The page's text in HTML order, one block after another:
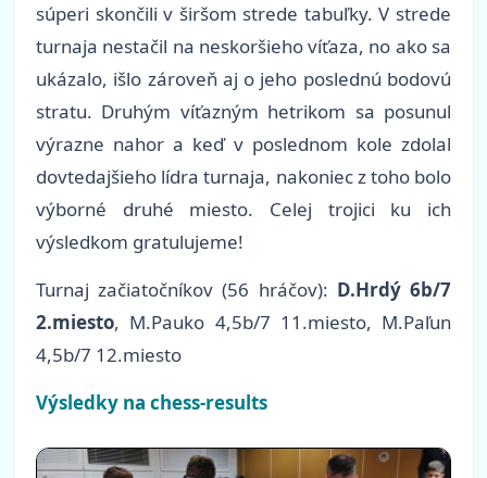
súperi skončili v širšom strede tabuľky. V strede
turnaja nestačil na neskoršieho víťaza, no ako sa
ukázalo, išlo zároveň aj o jeho poslednú bodovú
stratu. Druhým víťazným hetrikom sa posunul
výrazne nahor a keď v poslednom kole zdolal
dovtedajšieho lídra turnaja, nakoniec z toho bolo
výborné druhé miesto. Celej trojici ku ich
výsledkom gratulujeme!
Turnaj začiatočníkov (56 hráčov): D.Hrdý 6b/7
2.miesto, M.Pauko 4,5b/7 11.miesto, M.Paľun
4,5b/7 12.miesto
Výsledky na chess-results